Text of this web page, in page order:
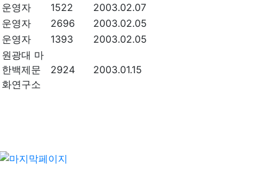
운영자 1522
2003.02.07
운영자 2696
2003.02.05
운영자 1393 2003.02.05
원광대 마
한백제문
화연구소
2924 2003.01.15